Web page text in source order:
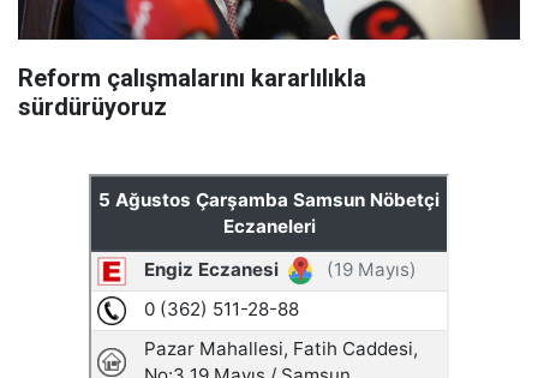
Reform çalışmalarını kararlılıkla
sürdürüyoruz